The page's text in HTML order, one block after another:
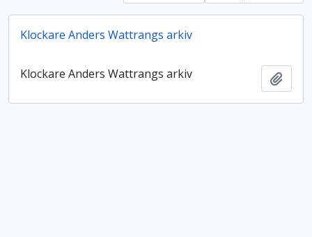
Klockare Anders Wattrangs arkiv
Klockare Anders Wattrangs arkiv